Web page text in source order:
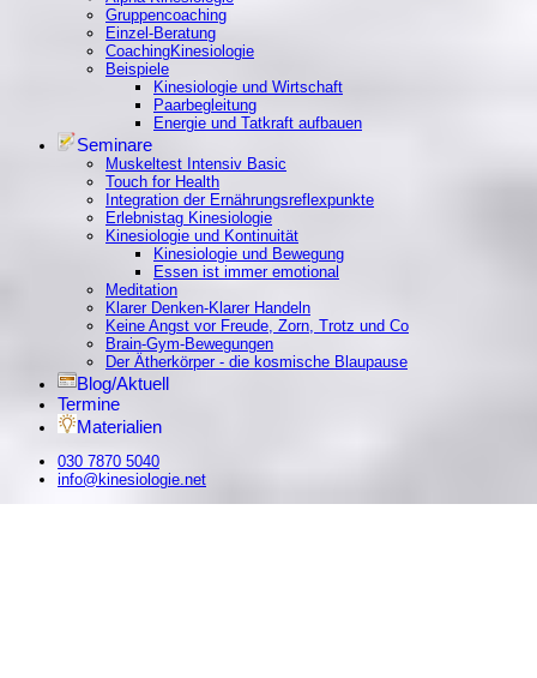
Gruppencoaching
Einzel-Beratung
CoachingKinesiologie
Beispiele
Kinesiologie und Wirtschaft
Paarbegleitung
Energie und Tatkraft aufbauen
Seminare
Muskeltest Intensiv Basic
Touch for Health
Integration der Ernährungsreflexpunkte
Erlebnistag Kinesiologie
Kinesiologie und Kontinuität
Kinesiologie und Bewegung
Essen ist immer emotional
Meditation
Klarer Denken-Klarer Handeln
Keine Angst vor Freude, Zorn, Trotz und Co
Brain-Gym-Bewegungen
Der Ätherkörper - die kosmische Blaupause
Blog/Aktuell
Termine
Materialien
030 7870 5040
info@kinesiologie.net